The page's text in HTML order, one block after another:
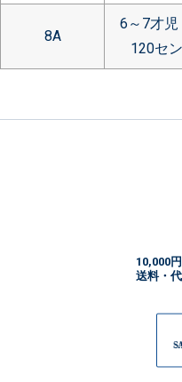
8A
6～7才児
120セン
10,000
送料・